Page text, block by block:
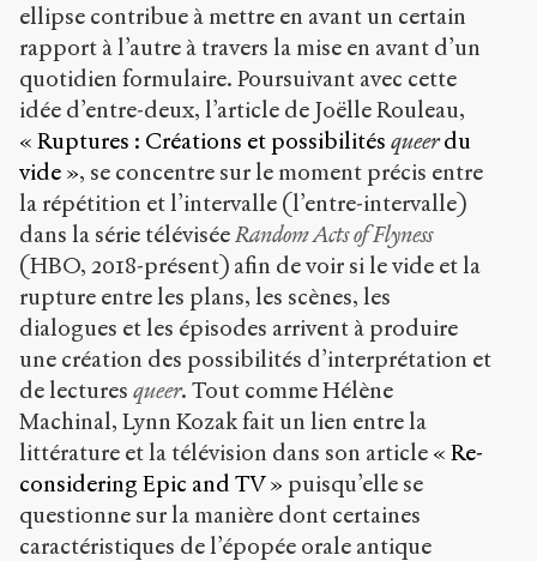
ellipse contribue à mettre en avant un certain
rapport à l’autre à travers la mise en avant d’un
quotidien formulaire. Poursuivant avec cette
idée d’entre-deux, l’article de Joëlle Rouleau,
« Ruptures : Créations et possibilités queerdu
vide », se concentre sur le moment précis entre
la répétition et l’intervalle (l’entre-intervalle)
dans la série télévisée Random Acts of Flyness
(HBO, 2018-présent) afin de voir si le vide et la
rupture entre les plans, les scènes, les
dialogues et les épisodes arrivent à produire
une création des possibilités d’interprétation et
de lectures queer. Tout comme Hélène
Machinal, Lynn Kozak fait un lien entre la
littérature et la télévision dans son article « Re-
considering Epic and TV » puisqu’elle se
questionne sur la manière dont certaines
caractéristiques de l’épopée orale antique